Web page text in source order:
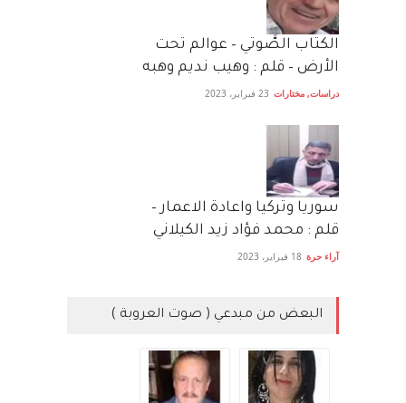
الكتاب الصَّوتي – عوالم تحت
الأرض – قلم : وهيب نديم وهبه
دراسات, مختارات 23 فبراير، 2023
سوريا وتركيا واعادة الاعمار –
قلم : محمد فؤاد زيد الكيلاني
آراء حرة 18 فبراير، 2023
البعض من مبدعي ( صوت العروبة )